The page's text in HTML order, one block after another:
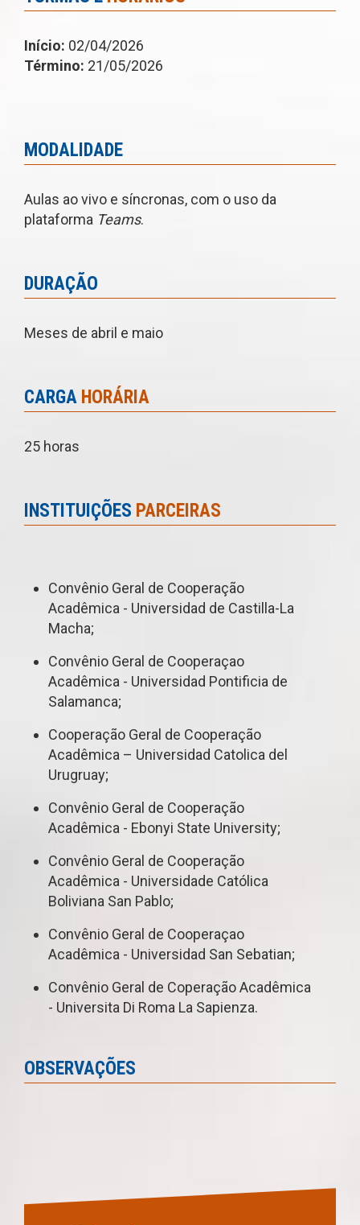
Início: 02/04/2026
Término: 21/05/2026
MODALIDADE
Aulas ao vivo e síncronas, com o uso da
plataforma Teams.
DURAÇÃO
Meses de abril e maio
CARGA HORÁRIA
25 horas
INSTITUIÇÕES PARCEIRAS
Convênio Geral de Cooperação
Acadêmica - Universidad de Castilla-La
Macha;
Convênio Geral de Cooperaçao
Acadêmica - Universidad Pontificia de
Salamanca;
Cooperação Geral de Cooperação
Acadêmica – Universidad Catolica del
Urugruay;
Convênio Geral de Cooperação
Acadêmica - Ebonyi State University;
Convênio Geral de Cooperação
Acadêmica - Universidade Católica
Boliviana San Pablo;
Convênio Geral de Cooperaçao
Acadêmica - Universidad San Sebatian;
Convênio Geral de Coperação Acadêmica
- Universita Di Roma La Sapienza.
OBSERVAÇÕES